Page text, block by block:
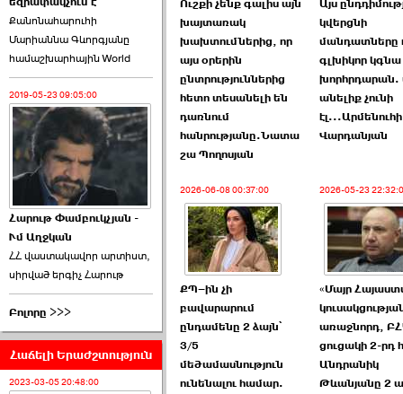
Ռուբեն Ռուբինյանը ›››
2026-06-23 21:28:00
«Ժողովուրդ»-ը
հերթական ›››
2026-06-21 23:00:00
armlur.ՔՊ-ի ներսում
սպասում են ›››
Քանոնահարուհի
Մարիաննա Գևորգյանը
համաշխարհային World
2019-05-23 09:05:00
Հարութ Փամբուկչյան -
Ւմ Աղջկան
ՀՀ վաստակավոր արտիստ,
սիրված երգիչ Հարութ
Բոլորը >>>
Հաճելի Երաժշտություն
2023-03-05 20:48:00
Ուշքի չենք գալիս այն
խայտառակ
խախտումներից, որ
այս օրերին
ընտրություններից
հետո տեսանելի են
դառնում
հանրությանը.Նատա
շա Պողոսյան
Այս
կվերցնի
մանդատները
գլխիկոր կգնա
խորհրդարան.
անելիք չունի
էլ...Արմենուհի
Վարդանյան
2026-06-08 00:37:00
ՔՊ–ին չի
բավարարում
ընդամենը 2 ձայն՝
3/5
մեծամասնություն
ունենալու համար.
2026-05-23
«Մայր
առաջնորդ,
ցուցակի 2-րդ
Անդրանիկ
Թևանյանը 2